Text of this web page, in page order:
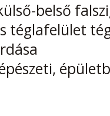
belső
téglafelület